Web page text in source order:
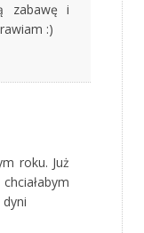
zabawę i
:)
roku. Już